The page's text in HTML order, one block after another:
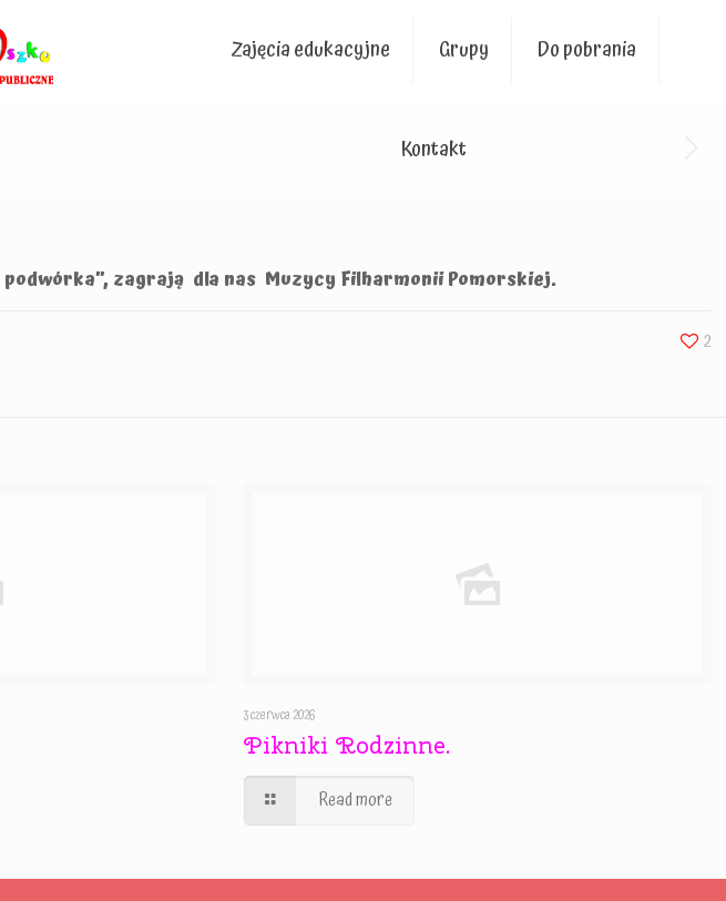
Zajęcia edukacyjne Grupy Do pobrania
Kontakt
zagrają dla nas Muzycy Filharmonii Pomorskiej.
2
3 czerwca 2026
Pikniki Rodzinne.
Read more